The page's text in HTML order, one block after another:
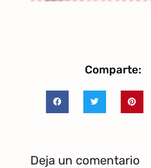
Comparte:
Deja un comentario